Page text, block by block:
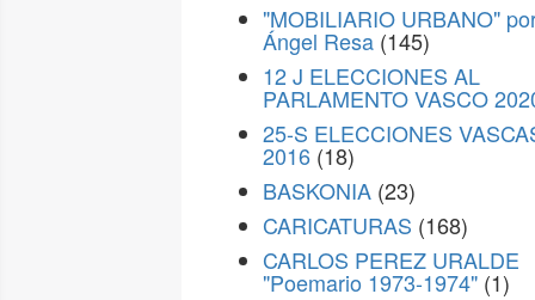
"MOBILIARIO URBANO"
Ángel Resa (145)
12 J ELECCIONES AL
PARLAMENTO VASCO
25-S ELECCIONES
2016 (18)
BASKONIA (23)
CARICATURAS (168)
CARLOS PEREZ URALDE
"Poemario 1973-1974" (1)